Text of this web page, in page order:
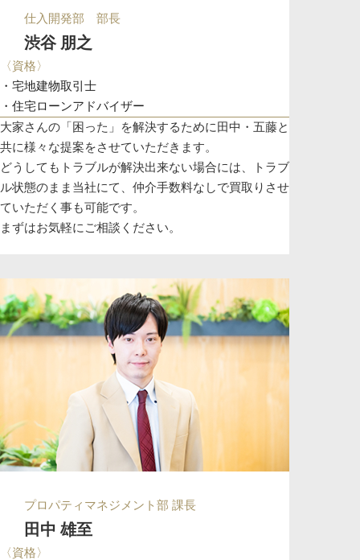
仕入開発部 部長
渋谷 朋之
〈資格〉
・宅地建物取引士
・住宅ローンアドバイザー
大家さんの「困った」を解決するために田中・五藤と
共に様々な提案をさせていただきます。
どうしてもトラブルが解決出来ない場合には、トラブ
ル状態のまま当社にて、仲介手数料なしで買取りさせ
ていただく事も可能です。
まずはお気軽にご相談ください。
プロパティマネジメント部 課長
田中 雄至
〈資格〉